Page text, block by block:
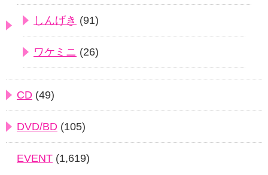
しんげき (91)
ワケミニ (26)
CD (49)
DVD/BD (105)
EVENT (1,619)